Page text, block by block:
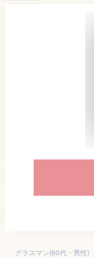
グラスマン(60代・男性)